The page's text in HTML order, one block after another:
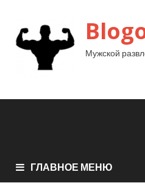
Мужской
ГЛАВНОЕ МЕНЮ